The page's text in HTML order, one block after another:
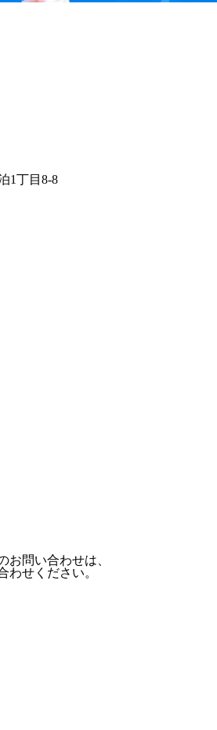
1丁目8-8
お問い合わせは、
わせください。